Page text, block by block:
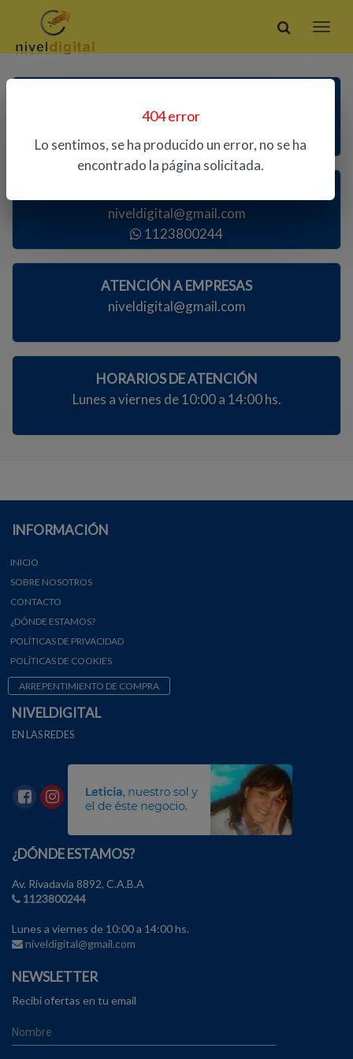
404 error
Lo sentimos, se ha producido un error, no se ha
encontrado la página solicitada.
niveldigital@gmail.com
1123800244
ATENCIÓN A EMPRESAS
niveldigital@gmail.com
HORARIOS DE ATENCIÓN
Lunes a viernes de 10:00 a 14:00 hs.
INFORMACIÓN
INICIO
SOBRE NOSOTROS
CONTACTO
¿DÓNDE ESTAMOS?
POLÍTICAS DE PRIVACIDAD
POLÍTICAS DE COOKIES
ARREPENTIMIENTO DE COMPRA
NIVELDIGITAL
EN LAS REDES
¿DÓNDE ESTAMOS?
Av. Rivadavia 8892, C.A.B.A
1123800244
Lunes a viernes de 10:00 a 14:00 hs.
niveldigital@gmail.com
NEWSLETTER
Recibí ofertas en tu email